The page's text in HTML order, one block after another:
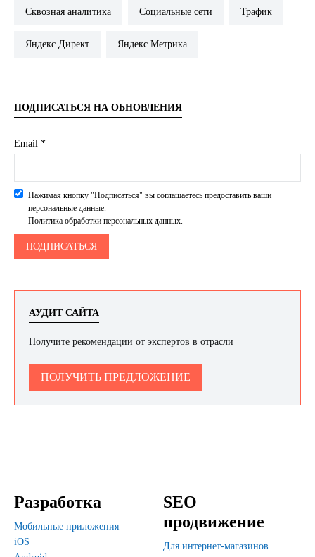
Сквозная аналитика Социальные сети Трафик
Яндекс.Директ Яндекс.Метрика
ПОДПИСАТЬСЯ НА ОБНОВЛЕНИЯ
Email *
Нажимая кнопку "Подписаться" вы соглашаетесь предоставить ваши
персональные данные.
Политика обработки персональных данных.
АУДИТ САЙТА
Получите рекомендации от экспертов в отрасли
ПОЛУЧИТЬ ПРЕДЛОЖЕНИЕ
Разработка
Мобильные приложения
iOS
SEO
продвижение
Для интернет-магазинов